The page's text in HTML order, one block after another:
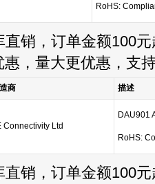
RoHS:
销，订单金额100元
，量大更优惠，支
商 描述
Connectivity Ltd
DAU901
RoHS:
销，订单金额100元